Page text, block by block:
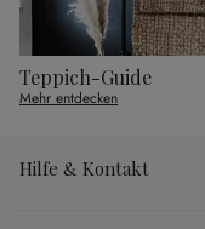
Teppich-Guide
Mehr entdecken
Hilfe & Kontakt